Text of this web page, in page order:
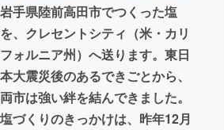
CAMPFIRE for Social Good
CAMPFIREふるさと納税machi-ya
岩手県陸前高田市でつくった塩
を、クレセントシティ（米・カリ
フォルニア州）へ送ります。東日
本大震災後のあるできごとから、
両市は強い絆を結んできました。
塩づくりのきっかけは、昨年12月